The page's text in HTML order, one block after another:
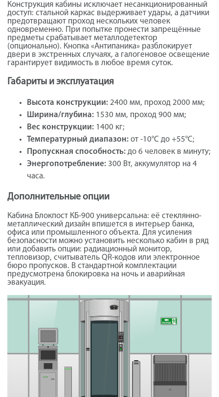
Конструкция кабины исключает несанкционированный
доступ: стальной каркас выдерживает удары, а датчики
предотвращают проход нескольких человек
одновременно. При попытке пронести запрещённые
предметы срабатывает металлодетектор
(опционально). Кнопка «Антипаника» разблокирует
двери в экстренных случаях, а галогеновое освещение
гарантирует видимость в любое время суток.
Габариты и эксплуатация
Высота конструкции: 2400 мм, проход 2000 мм;
Ширина/глубина: 1530 мм, проход 900 мм;
Вес конструкции: 1400 кг;
Температурный диапазон: от -10°C до +55°C;
Пропускная способность: до 6 человек в минуту;
Энергопотребление: 300 Вт, аккумулятор на 4
часа.
Дополнительные опции
Кабина Блокпост КБ-900 универсальна: её стеклянно-
металлический дизайн впишется в интерьер банка,
офиса или промышленного объекта. Для усиления
безопасности можно установить несколько кабин в ряд
или добавить опции: радиационный монитор,
тепловизор, считыватель QR-кодов или электронное
бюро пропусков. В стандартной комплектации
предусмотрена блокировка на ночь и аварийная
эвакуация.